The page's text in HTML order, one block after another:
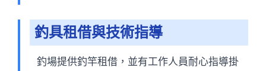
釣具租借與技術指導
釣場提供釣竿租借，並有工作人員耐心指導掛